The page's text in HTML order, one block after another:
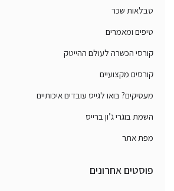
טבלאות שכר
טיפים ומאמרים
קורסי הכשרה לעולם ההייטק
קורסים מקצועיים
מעסיקים? בואו לגייס עובדים איכותיים
השמת בוגרי ג’ון ברייס
מפת אתר
פוסטים אחרונים